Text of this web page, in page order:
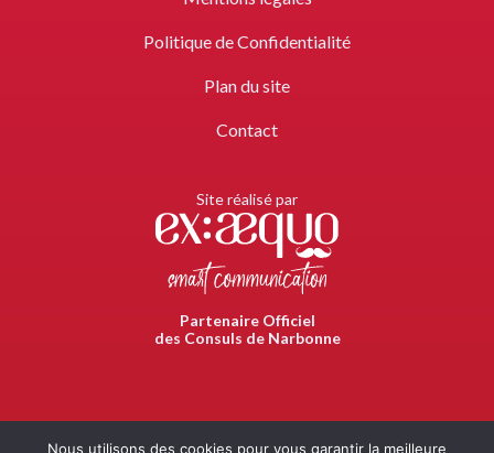
Politique de Confidentialité
Plan du site
Contact
Site réalisé par
Partenaire Officiel
des Consuls de Narbonne
La Confrérie des Consuls de Narbonne ne perçoit aucun
Nous utilisons des cookies pour vous garantir la meilleure